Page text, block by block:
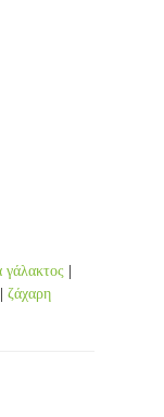
γάλακτος
ζάχαρη